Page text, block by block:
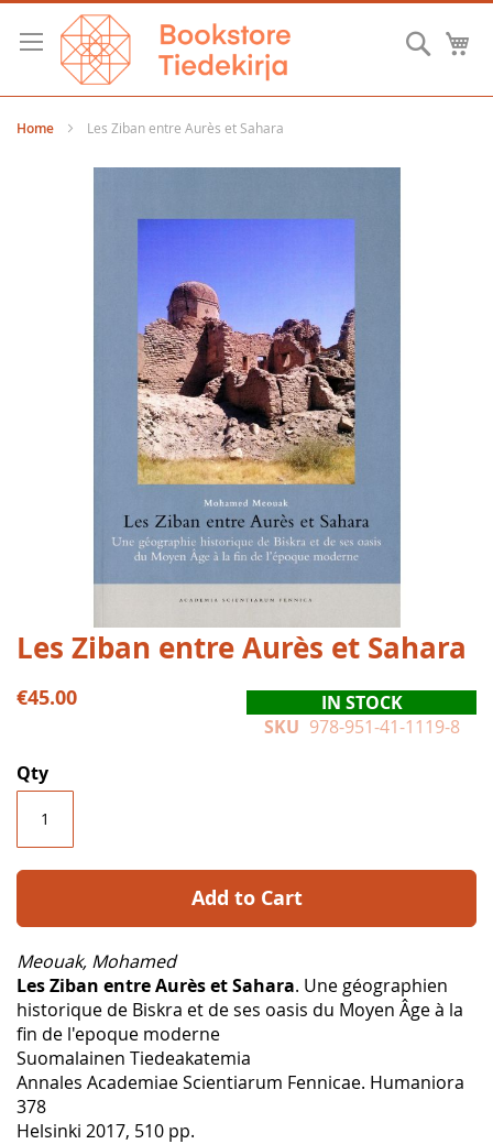
Skip
Content
Home Les Ziban entre Aurès et Sahara
Skip
to
the
beginning
images
gallery
Les Ziban entre Aurès et Sahara
€45.00
IN STOCK
SKU 978-951-41-1119-8
Qty
Add to Cart
Meouak, Mohamed
Les Ziban entre Aurès et Sahara. Une géographien
historique de Biskra et de ses oasis du Moyen Âge à la
fin de l'epoque moderne
Suomalainen Tiedeakatemia
Annales Academiae Scientiarum Fennicae. Humaniora
378
Helsinki 2017, 510 pp.